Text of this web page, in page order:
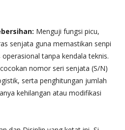
Menguji fungsi picu,
senjata guna memastikan senpi
tanpa kendala teknis.
nomor seri senjata (S/N)
serta penghitungan jumlah
kehilangan atau modifikasi